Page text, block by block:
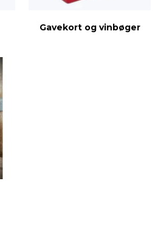
Gavekort og vinbøger